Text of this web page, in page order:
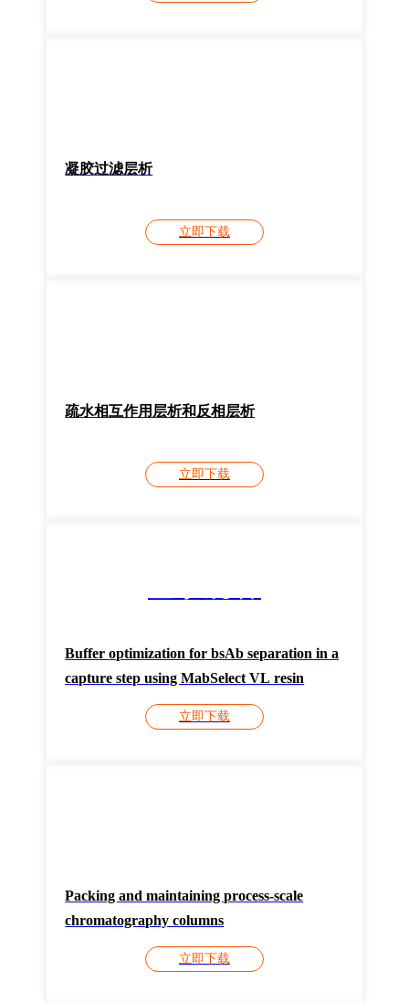
凝胶过滤层析
立即下载
疏水相互作用层析和反相层析
立即下载
Buffer optimization for bsAb separation in a
capture step using MabSelect VL resin
立即下载
Packing and maintaining process-scale
chromatography columns
立即下载